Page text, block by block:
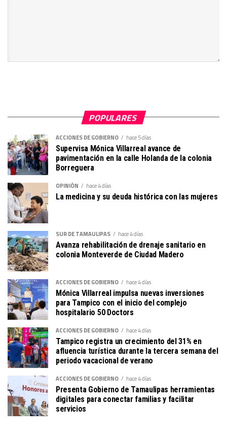
POPULARES
ACCIONES DE GOBIERNO hace 5 días
Supervisa Mónica Villarreal avance de
pavimentación en la calle Holanda de la colonia
Borreguera
OPINIÓN hace 4 días
La medicina y su deuda histórica con las mujeres
SUR DE TAMAULIPAS hace 4 días
Avanza rehabilitación de drenaje sanitario en
colonia Monteverde de Ciudad Madero
ACCIONES DE GOBIERNO hace 4 días
Mónica Villarreal impulsa nuevas inversiones
para Tampico con el inicio del complejo
hospitalario 50 Doctors
ACCIONES DE GOBIERNO hace 4 días
Tampico registra un crecimiento del 31% en
afluencia turística durante la tercera semana del
periodo vacacional de verano
ACCIONES DE GOBIERNO hace 4 días
Presenta Gobierno de Tamaulipas herramientas
digitales para conectar familias y facilitar
servicios